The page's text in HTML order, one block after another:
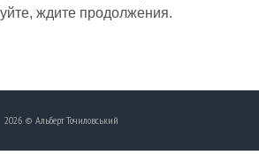
ждите продолжения.
2026 © Альберт Точиловський